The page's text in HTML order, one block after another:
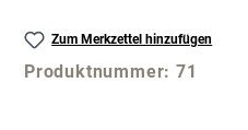
Zum Merkzettel hinzufügen
Produktnummer:71